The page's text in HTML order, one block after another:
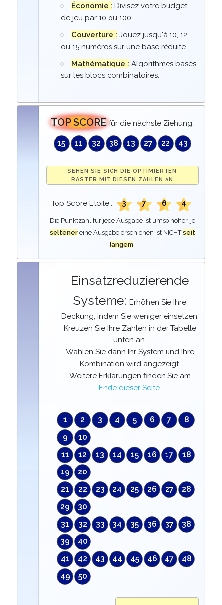
Économie : Divisez votre budget
de jeu par 10 ou 100.
Couverture : Jouez jusqu'à 10, 12
ou 15 numéros sur une base réduite.
Mathématique : Algorithmes basés
sur les blocs combinatoires.
TOP SCOREfür die nächste Ziehung.
15 11 32 38 13 27 22 43
SEHEN SIE SICH DIE OPTIMIERTEN
RASTER MIT DIESEN ZAHLEN AN
Top Score Etoile : 3 7 6 4
Die Punktzahl für jede Ausgabe ist umso höher, je
seltenereine Ausgabe erschienen ist NICHTseit
langem.
Einsatzreduzierende
Systeme:Erhöhen Sie Ihre
Deckung, indem Sie weniger einsetzen.
Kreuzen Sie Ihre Zahlen in der Tabelle
unten an.
Wählen Sie dann Ihr System und Ihre
Kombination wird angezeigt.
Weitere Erklärungen finden Sie am
Ende dieser Seite.
1 2 3 4 5 6 7
8
9
10
11
12 13 14 15 16 17
18
19
20
21
22 23 24 25 26 27
28
29
30
31
32 33 34 35 36 37
38
39
40
41
42 43 44 45 46 47
48
49
50